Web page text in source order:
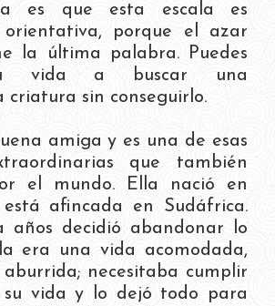
es que esta escala es
orientativa, porque el azar
la última palabra. Puedes
vida a buscar una
criatura sin conseguirlo.
amiga y es una de esas
que también
el mundo. Ella nació en
afincada en Sudáfrica.
años decidió abandonar lo
era una vida acomodada,
necesitaba cumplir
su vida y lo dejó todo para